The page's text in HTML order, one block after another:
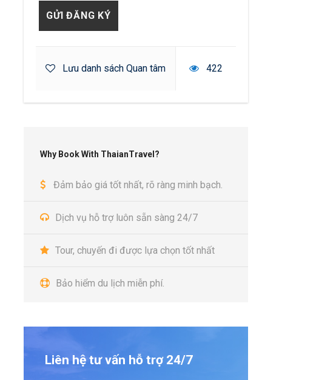
Lưu danh sách Quan tâm 422
Why Book With ThaianTravel?
Đảm bảo giá tốt nhất, rõ ràng minh bạch.
Dịch vụ hỗ trợ luôn sẵn sàng 24/7
Tour, chuyến đi được lựa chọn tốt nhất
Bảo hiểm du lịch miễn phí.
Liên hệ tư vấn hỗ trợ 24/7